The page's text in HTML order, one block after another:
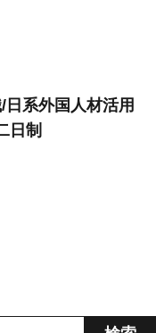
系外国人材活用
日制